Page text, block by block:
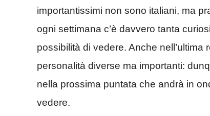
importantissimi non sono italiani, ma
ogni settimana c’è davvero tanta
possibilità di vedere. Anche
personalità diverse ma importanti:
nella prossima puntata che andrà in
vedere.